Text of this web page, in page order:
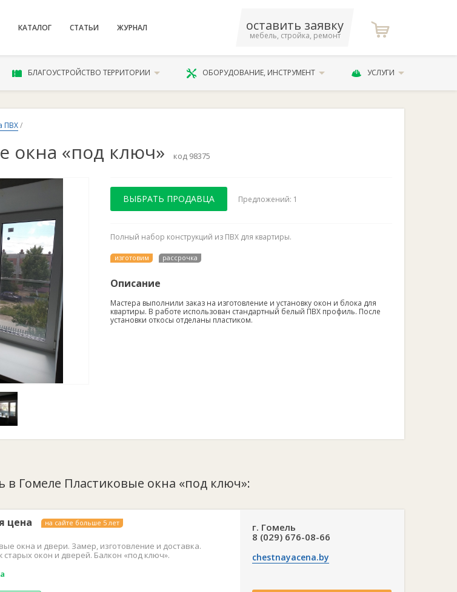
КАТАЛОГ СТАТЬИ ЖУРНАЛ оставить заявку
мебель, стройка, ремонт
БЛАГОУСТРОЙСТВО ТЕРРИТОРИИ ОБОРУДОВАНИЕ, ИНСТРУМЕНТ УСЛУГИ
ПВХ/
окна «под ключ» код 98375
ВЫБРАТЬ ПРОДАВЦА Предложений: 1
Полный набор конструкций из ПВХ для квартиры.
изготовим рассрочка
Описание
Мастера выполнили заказ на изготовление и установку окон и блока для
квартиры. В работе использован стандартный белый ПВХ профиль. После
установки откосы отделаны пластиком.
в Гомеле Пластиковые окна «под ключ»:
цена на сайте больше 5 лет
окна и двери. Замер, изготовление и доставка.
окон и дверей. Балкон «под ключ».
г. Гомель
8 (029) 676-08-66
chestnayacena.by